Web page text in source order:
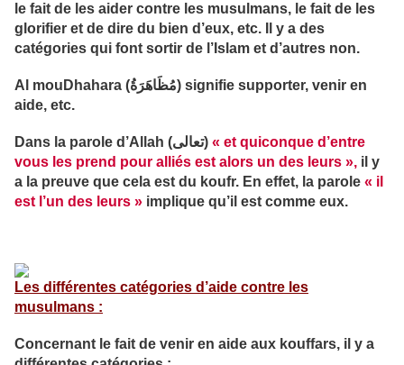
le fait de les aider contre les musulmans, le fait de les
glorifier et de dire du bien d’eux, etc. Il y a des
catégories qui font sortir de l’Islam et d’autres non.
Al mouDhahara (مُظَاهَرَةُ) signifie supporter, venir en
aide, etc.
Dans la parole d’Allah (تعالى) « et quiconque d’entre
vous les prend pour alliés est alors un des leurs », il y
a la preuve que cela est du koufr. En effet, la parole « il
est l’un des leurs » implique qu’il est comme eux.
Les différentes catégories d’aide contre les
musulmans :
Concernant le fait de venir en aide aux kouffars, il y a